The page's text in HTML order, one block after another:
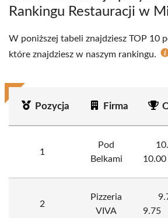
Rankingu Restauracji w
W poniższej tabeli znajdziesz TOP 10
które znajdziesz w naszym rankingu.
Pozycja Firma
1
Pod
Belkami
10.00
2
Pizzeria
VIVA
9.75